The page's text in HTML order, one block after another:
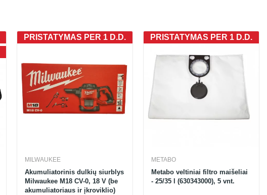
PRISTATYMAS PER 1 D.D.
MILWAUKEE
Akumuliatorinis dulkių siurblys
Milwaukee M18 CV-0, 18 V (be
akumuliatoriaus ir įkroviklio)
PRISTATYMAS PER 1 D.D.
METABO
Metabo veltiniai filtro maišeliai
- 25/35 l (630343000), 5 vnt.